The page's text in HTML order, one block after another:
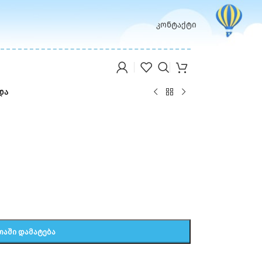
კონტაქტი
ᲓᲐᲛᲐᲢᲔᲑᲐ